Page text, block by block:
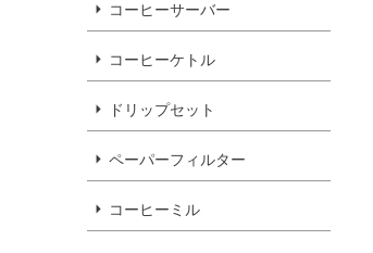
コーヒーサーバー
コーヒーケトル
ドリップセット
ペーパーフィルター
コーヒーミル